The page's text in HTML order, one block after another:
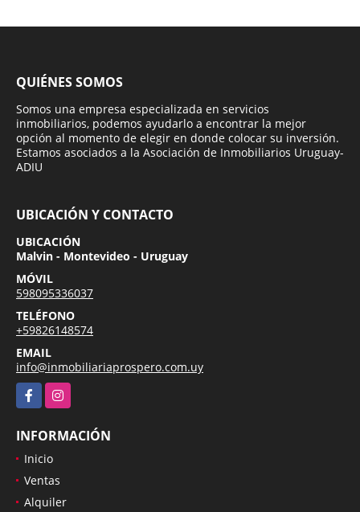
QUIÉNES SOMOS
Somos una empresa especializada en servicios
inmobiliarios, podemos ayudarlo a encontrar la mejor
opción al momento de elegir en donde colocar su inversión.
Estamos asociados a la Asociación de Inmobiliarios Uruguay-
ADIU
UBICACIÓN Y CONTACTO
UBICACIÓN
Malvin - Montevideo - Uruguay
MÓVIL
598095336037
TELÉFONO
+59826148574
EMAIL
info@inmobiliariaprospero.com.uy
FacebookInstagram
INFORMACIÓN
Inicio
Ventas